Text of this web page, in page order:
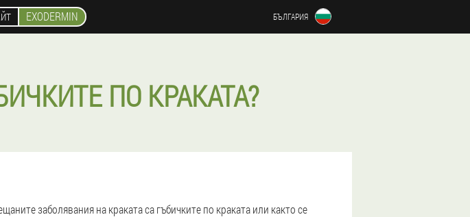
EXODERMIN БЪЛГАРИЯ
ПО КРАКАТА?
заболявания на краката са гъбичките по краката или както се